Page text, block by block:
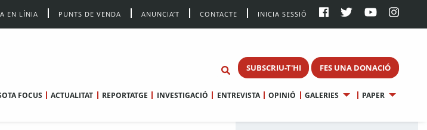
EN LÍNIA PUNTS DE VENDA ANUNCIA’T CONTACTE INICIA SESSIÓ
SUBSCRIU-T'HI FES UNA DONACIÓ
FOCUS ACTUALITAT REPORTATGE INVESTIGACIÓ ENTREVISTA OPINIÓ GALERIES PAPER